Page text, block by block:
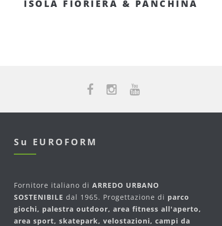
ISOLA FIORIERA & PANCHINA
Su EUROFORM
Fornitore italiano di ARREDO URBANO
SOSTENIBILE dal 1965. Progettazione di parco
giochi, palestra outdoor, area fitness all'aperto,
area sport, skatepark, velostazioni, campi da